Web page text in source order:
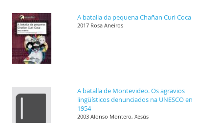
A batalla da pequena Chañan Curi Coca
2017 Rosa Aneiros
A batalla de Montevideo. Os agravios
lingüísticos denunciados na UNESCO en
1954
2003 Alonso Montero, Xesús